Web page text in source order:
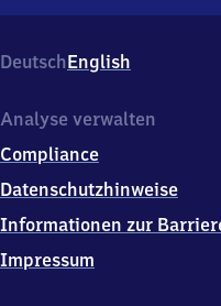
Eisenbahnstraße
15,
8
4
8
DeutschEnglish
Analyse verwalten
Compliance
Datenschutzhinweise
Informationen zur
Impressum